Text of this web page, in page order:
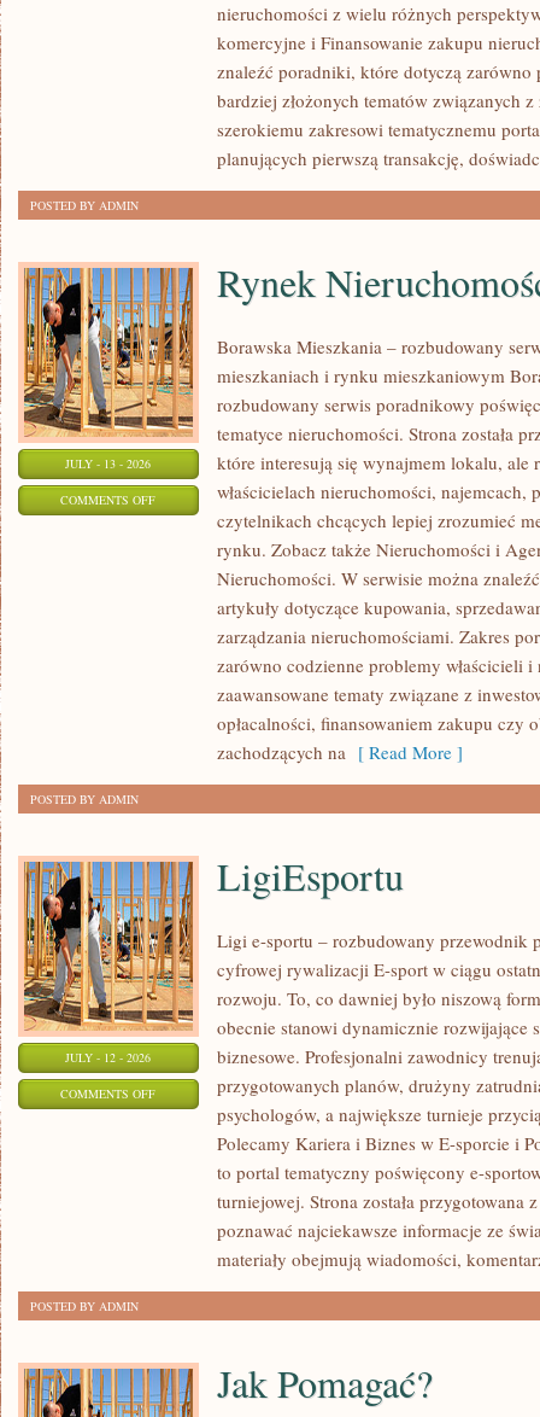
PIERWSZEJ
NIERUCHOMOŚCI
nieruchomości z wielu różnych
komercyjne i Finansowanie zakupu
znaleźć poradniki, które dotyczą
bardziej złożonych tematów związanych
szerokiemu zakresowi tematycznemu
planujących pierwszą transakcję,
POSTED BY ADMIN
JULY - 13 - 2026
COMMENTS OFFON
NIERUCHOMOŚCI
Rynek
Borawska Mieszkania – rozbudowany
mieszkaniach i rynku mieszkaniowym
rozbudowany serwis poradnikowy
tematyce nieruchomości. Strona została
które interesują się wynajmem lokalu, ale
właścicielach nieruchomości, najemcach,
czytelnikach chcących lepiej zrozumieć
rynku. Zobacz także Nieruchomości i
Nieruchomości. W serwisie można
artykuły dotyczące kupowania,
zarządzania nieruchomościami. Zakres
zarówno codzienne problemy właścicieli
zaawansowane tematy związane z
opłacalności, finansowaniem zakupu czy
zachodzących na [ Read More ]
POSTED BY ADMIN
JULY - 12 - 2026
COMMENTS OFFON
LIGIESPORTU
LigiEsportu
Ligi e-sportu – rozbudowany przewodnik
cyfrowej rywalizacji E-sport w ciągu
rozwoju. To, co dawniej było niszową
obecnie stanowi dynamicznie rozwijające
biznesowe. Profesjonalni zawodnicy
przygotowanych planów, drużyny
psychologów, a największe turnieje
Polecamy Kariera i Biznes w E-sporcie i
to portal tematyczny poświęcony e-
turniejowej. Strona została przygotowana
poznawać najciekawsze informacje ze
materiały obejmują wiadomości,
POSTED BY ADMIN
Jak Pomagać?